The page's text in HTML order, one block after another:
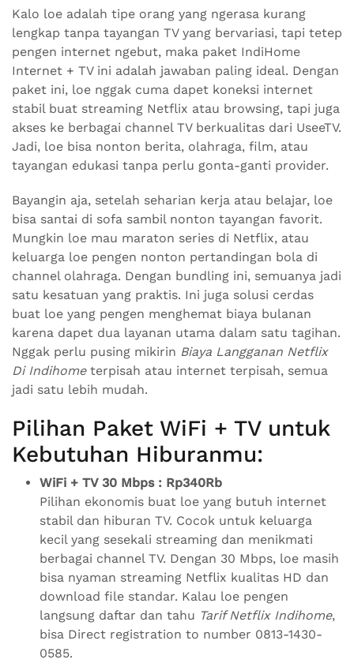
Kalo loe adalah tipe orang yang ngerasa kurang
lengkap tanpa tayangan TV yang bervariasi, tapi tetep
pengen internet ngebut, maka paket IndiHome
Internet + TV ini adalah jawaban paling ideal. Dengan
paket ini, loe nggak cuma dapet koneksi internet
stabil buat streaming Netflix atau browsing, tapi juga
akses ke berbagai channel TV berkualitas dari UseeTV.
Jadi, loe bisa nonton berita, olahraga, film, atau
tayangan edukasi tanpa perlu gonta-ganti provider.
Bayangin aja, setelah seharian kerja atau belajar, loe
bisa santai di sofa sambil nonton tayangan favorit.
Mungkin loe mau maraton series di Netflix, atau
keluarga loe pengen nonton pertandingan bola di
channel olahraga. Dengan bundling ini, semuanya jadi
satu kesatuan yang praktis. Ini juga solusi cerdas
buat loe yang pengen menghemat biaya bulanan
karena dapet dua layanan utama dalam satu tagihan.
Nggak perlu pusing mikirin Biaya Langganan Netflix
Di Indihometerpisah atau internet terpisah, semua
jadi satu lebih mudah.
Pilihan Paket WiFi + TV untuk
Kebutuhan Hiburanmu:
WiFi + TV 30 Mbps : Rp340Rb
Pilihan ekonomis buat loe yang butuh internet
stabil dan hiburan TV. Cocok untuk keluarga
kecil yang sesekali streaming dan menikmati
berbagai channel TV. Dengan 30 Mbps, loe masih
bisa nyaman streaming Netflix kualitas HD dan
download file standar. Kalau loe pengen
langsung daftar dan tahu Tarif Netflix Indihome,
bisa Direct registration to number 0813-1430-
0585.